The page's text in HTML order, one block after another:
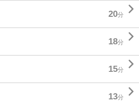
20分 
18分 
15分 
13分 